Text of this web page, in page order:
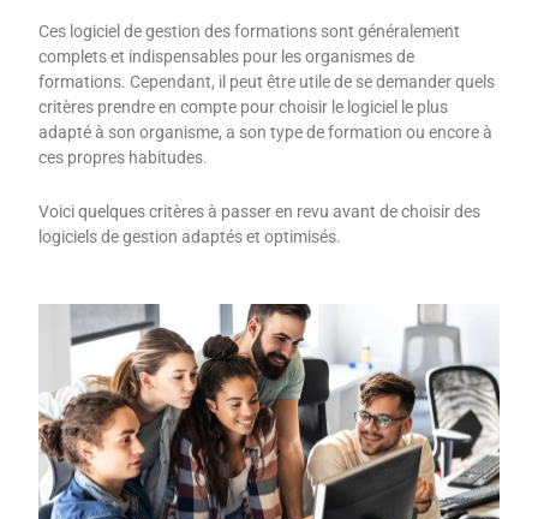
Ces logiciel de gestion des formations sont généralement
complets et indispensables pour les organismes de
formations. Cependant, il peut être utile de se demander quels
critères prendre en compte pour choisir le logiciel le plus
adapté à son organisme, a son type de formation ou encore à
ces propres habitudes.
Voici quelques critères à passer en revu avant de choisir des
logiciels de gestion adaptés et optimisés.